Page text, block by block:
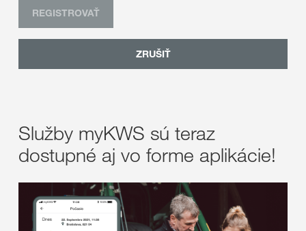
ZRUŠIŤ
REGISTROVAŤ
Služby myKWS sú teraz
dostupné aj vo forme aplikácie!